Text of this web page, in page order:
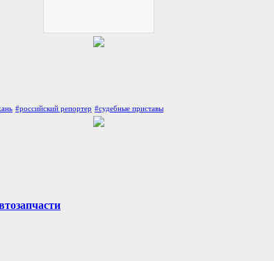
#российский репортер #судебные приставы